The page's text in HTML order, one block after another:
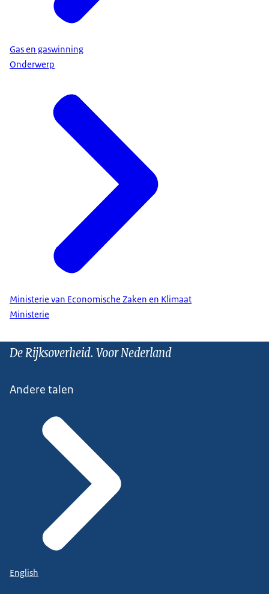
Gas en gaswinning
Onderwerp
Ministerie van Economische Zaken en Klimaat
Ministerie
De Rijksoverheid. Voor Nederland
Andere talen
English